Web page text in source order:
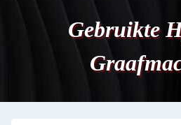
Gebruikte